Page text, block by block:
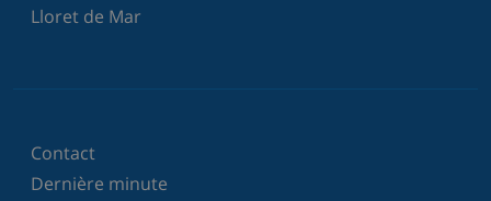
Lloret de Mar
Contact
Dernière minute